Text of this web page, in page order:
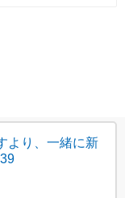
より、一緒に新